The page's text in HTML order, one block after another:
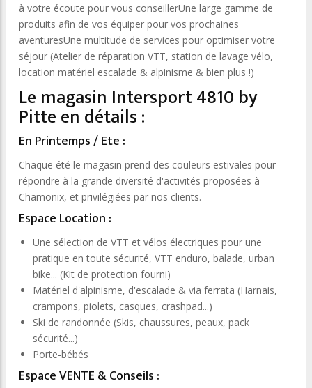
à votre écoute pour vous conseillerUne large gamme de
produits afin de vos équiper pour vos prochaines
aventuresUne multitude de services pour optimiser votre
séjour (Atelier de réparation VTT, station de lavage vélo,
location matériel escalade & alpinisme & bien plus !)
Le magasin Intersport 4810 by
Pitte en détails :
En Printemps / Ete :
Chaque été le magasin prend des couleurs estivales pour
répondre à la grande diversité d'activités proposées à
Chamonix, et privilégiées par nos clients.
Espace Location :
Une sélection de VTT et vélos électriques pour une
pratique en toute sécurité, VTT enduro, balade, urban
bike... (Kit de protection fourni)
Matériel d'alpinisme, d'escalade & via ferrata (Harnais,
crampons, piolets, casques, crashpad...)
Ski de randonnée (Skis, chaussures, peaux, pack
sécurité...)
Porte-bébés
Espace VENTE & Conseils :